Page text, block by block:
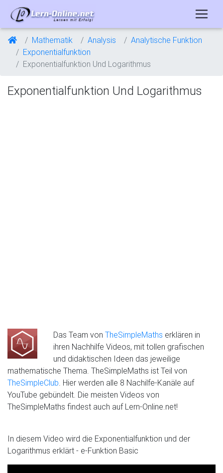
Mathematik Analysis
Analytische Funktion
Exponentialfunktion
Exponentialfunktion Und Logarithmus
Exponentialfunktion Und Logarithmus
Das Team von TheSimpleMaths erklären in
ihren Nachhilfe Videos, mit tollen grafischen
und didaktischen Ideen das jeweilige
mathematische Thema. TheSimpleMaths ist Teil von
TheSimpleClub. Hier werden alle 8 Nachilfe-Kanäle auf
YouTube gebündelt. Die meisten Videos von
TheSimpleMaths findest auch auf Lern-Online.net!
In diesem Video wird die Exponentialfunktion und der
Logarithmus erklärt - e-Funktion Basic